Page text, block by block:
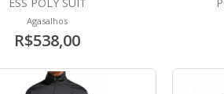
Agasalhos
R$538,00